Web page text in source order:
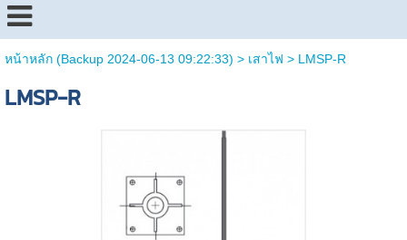
หน้าหลัก (Backup 2024-06-13 09:22:33) > เสาไฟ > LMSP-R
LMSP-R